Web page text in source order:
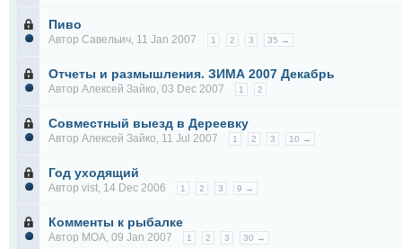
Пиво
Автор Савельич, 11 Jan 2007 1 2 3 35 →
Отчеты и размышления. ЗИМА 2007 Декабрь
Автор Алексей Зайко, 03 Dec 2007 1 2
Совместный выезд в Дереевку
Автор Алексей Зайко, 11 Jul 2007 1 2 3 10 →
Год уходящий
Автор vist, 14 Dec 2006 1 2 3 9 →
Комменты к рыбалке
Автор MOA, 09 Jan 2007 1 2 3 30 →